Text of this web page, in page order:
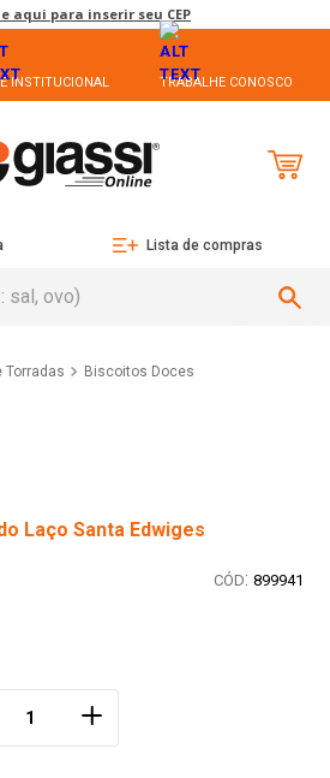
aqui para inserir seu CEP
INSTITUCIONAL TRABALHE CONOSCO
Lista de compras
Torradas Biscoitos Doces
Laço Santa Edwiges
: 899941
＋